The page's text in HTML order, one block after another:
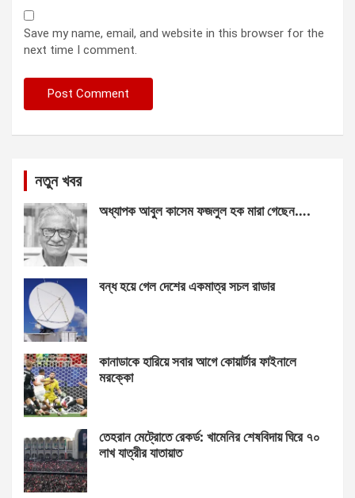
Save my name, email, and website in this browser for the
next time I comment.
নতুন খবর
অধ্যাপক আবুল কাসেম ফজলুল হক মারা গেছেন….
বন্ধ হয়ে গেল দেশের একমাত্র সচল রাডার
কানাডাকে হারিয়ে সবার আগে কোয়ার্টার ফাইনালে
মরক্কো
তেহরান মেট্রোতে রেকর্ড: খামেনির শেষবিদায় ঘিরে ৭০
লাখ যাত্রীর যাতায়াত